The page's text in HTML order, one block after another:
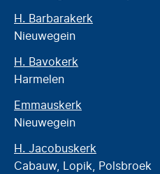
H. Barbarakerk
Nieuwegein
H. Bavokerk
Harmelen
Emmauskerk
Nieuwegein
H. Jacobuskerk
Cabauw, Lopik, Polsbroek